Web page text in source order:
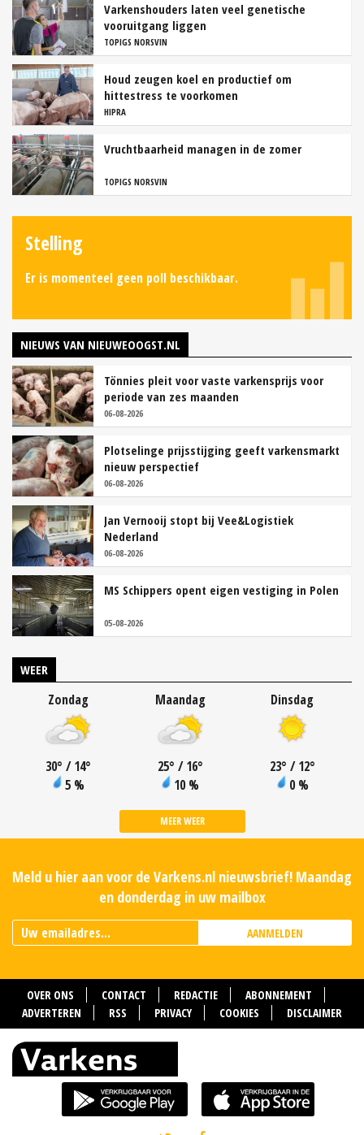
Varkenshouders laten veel genetische
vooruitgang liggen
TOPIGS NORSVIN
Houd zeugen koel en productief om
hittestress te voorkomen
HIPRA
Vruchtbaarheid managen in de zomer
TOPIGS NORSVIN
Stelling
Er is momenteel geen poll beschikbaar.
NIEUWS VAN NIEUWEOOGST.NL
Tönnies pleit voor vaste varkensprijs voor
periode van zes maanden
06-08-2026
Plotselinge prijsstijging geeft varkensmarkt
nieuw perspectief
06-08-2026
Jan Vernooij stopt bij Vee&Logistiek
Nederland
06-08-2026
MS Schippers opent eigen vestiging in Polen
05-08-2026
WEER
Zondag
30° / 14°
5 %
Maandag
25° / 16°
10 %
Dinsdag
23° / 12°
0 %
MEER WEER
Meld u hier aan voor de Varkens.nl nieuwsbrief! Maandag
en donderdag in uw mailbox
AANMELDEN
OVER ONS CONTACT REDACTIE
ABONNEMENT
ADVERTEREN
RSS PRIVACY COOKIES DISCLAIMER